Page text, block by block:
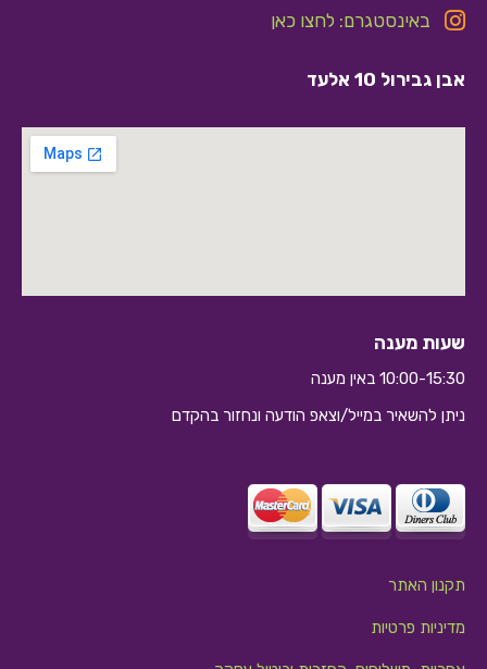
באינסטגרם: לחצו כאן
אבן גבירול 10 אלעד
שעות מענה
10:00-15:30 באין מענה
ניתן להשאיר במייל/וצאפ הודעה ונחזור בהקדם
תקנון האתר
מדיניות פרטיות